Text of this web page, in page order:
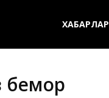
ХАБАРЛАР
бемор